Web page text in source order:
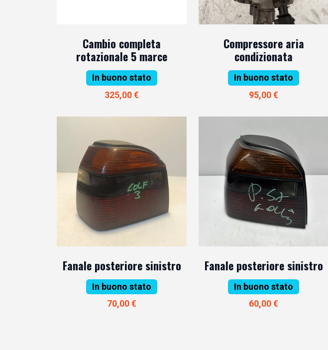
Cambio completa
rotazionale 5 marce
In buono stato
325,00 €
Compressore aria
condizionata
In buono stato
95,00 €
Fanale posteriore sinistro
In buono stato
70,00 €
Fanale posteriore sinistro
In buono stato
60,00 €